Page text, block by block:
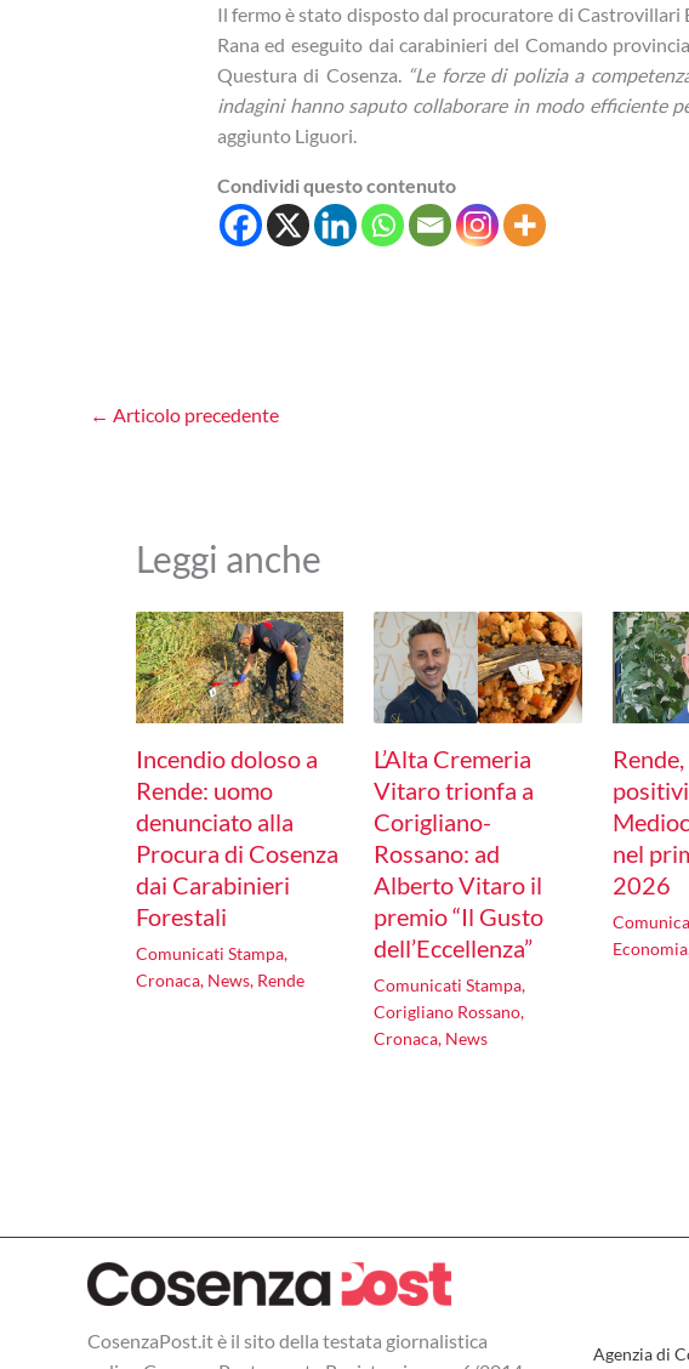
Il fermo è stato disposto dal procuratore di Castrovillari
Rana ed eseguito dai carabinieri del Comando
Questura di Cosenza. “Le forze di polizia a
indagini hanno saputo collaborare in modo efficiente
aggiunto Liguori.
Condividi questo contenuto
← Articolo precedente
Leggi anche
Incendio doloso a
Rende: uomo
denunciato alla
Procura di Cosenza
dai Carabinieri
Forestali
Comunicati Stampa,
Cronaca, News, Rende
L’Alta Cremeria
Vitaro trionfa a
Corigliano-
Rossano: ad
Alberto Vitaro il
premio “Il Gusto
dell’Eccellenza”
Comunicati Stampa,
Corigliano Rossano,
Cronaca, News
nel
2026
Economia
CosenzaPost.it è il sito della testata giornalistica
Agenzia di